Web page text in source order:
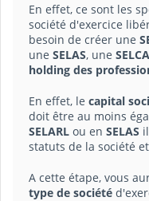
En effet, ce sont les
société d'exercice
besoin de créer une
une SELAS, une SELCA
holding des
En effet, le capital
doit être au moins
SELARL ou en SELAS
statuts de la société
A cette étape, vous
type de société